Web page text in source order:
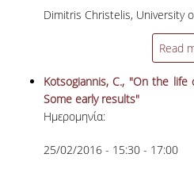
ΟΔΗΓΙΕΣ
ΣΤΟ ΜΑΘΗΜΑ
ΔΙΠΛΩΜΑΤΙΚΗ
ΥΠΟΔΕΙΓΜΑΤΑ
ΣΕΜΙΝΑΡΙΑ
Dimitris Christelis, University
Read
Kotsogiannis, C., "On the
Some early results"
Ημερομηνία:
25/02/2016 - 15:30 - 17:00